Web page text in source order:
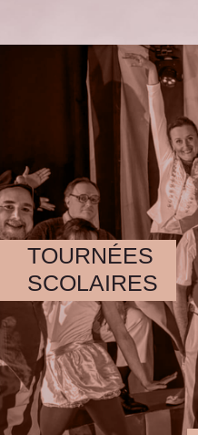
TOURNÉES
SCOLAIRES